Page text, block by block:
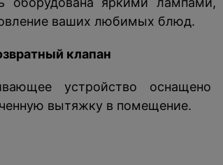
ваших любимых блюд.
клапан
устройство оснащено
вытяжку в помещение.